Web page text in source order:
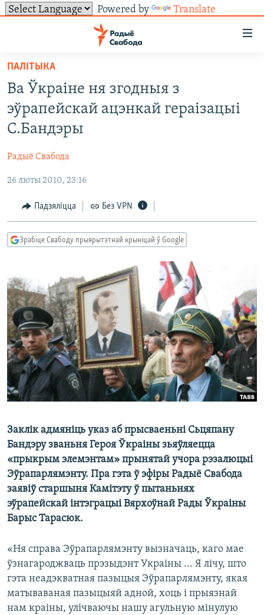
Powered by Translate
ўнівэрсальнага
доступу
Перайсьці
да
галоўнага
зьместу
да
навігацыі
Перайсьці
пошуку
НАВІНЫ
УСЕ НАВІНЫ
ВІДЭА І ФОТА
ПАЛІТЫКА
ЭКАНОМІКА
ВАЙНА
ПАЛІТВЯЗЬНІ
КАЛЯНДАР
ТОЛЬКІ НА СВАБОДЗЕ
ТЭСТЫ
ГІСТОРЫЯ НА СВАБОДЗЕ
ПАДКАСТЫ
КНІГІ
PREMIUM
НА ХВАЛЯХ СВАБОДЫ
СУВЯЗЬ
ПАДЗЯЛІЦЦА ІНФАРМАЦЫЯЙ
RSS
ПАДКАСТЫ
FACEBOOK
ПАЛІТЫКА
Ва Ўкраіне ня згодныя з
эўрапейскай ацэнкай гераізацыі
С.Бандэры
Радыё Свабода
26 люты 2010, 23:16
Падзяліцца Без VPN
Зрабіце Свабоду прыярытэтнай крыніцай ў Google
Заклік адмяніць указ аб прысваеньні Сьцяпану
Бандэру званьня Героя Ўкраіны зьяўляецца
«прыкрым элемэнтам» прынятай учора рэзалюцыі
Эўрапарлямэнту. Пра гэта ў эфіры Радыё Свабода
заявіў старшыня Камітэту ў пытаньнях
эўрапейскай інтэграцыі Вярхоўнай Рады Ўкраіны
Барыс Тарасюк.
«Ня справа Эўрапарлямэнту вызначаць, каго мае
ўзнагароджваць прэзыдэнт Украіны ... Я лічу, што
гэта неадэкватная пазыцыя Эўрапарлямэнту, якая
матываваная пазыцыяй адной, хоць і прыязнай
нам краіны, улічваючы нашу агульную мінулую